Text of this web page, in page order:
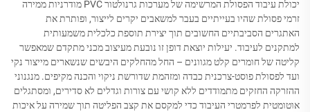
יכולת עיבוד הפסולת המרשימה של מערכות גרנולטור PVC מודרניות ממירה
זרמי פסולת שהיו בעייתיים בעבר למשאבים יקרים לייצור, ופותרת את
האתגרים הסביבתיים החשובים תוך יצירת תוספת כלכלית משמעותית
למתקנים לעיבוד. יעילות יוצאת דופן זו נובעת מעיצוב מכני מתקדם שמאפשר
קליטה של חומרים קלט מגוונים – החל מהחלקים היבשים שנשארים מייצור נקי
ועד לפסולת פוסט-צרכנית כבדה ומזהמת שדורשת ניקוי והכנה מקיפים. מנגנוני
ההזרקה החזקים מתמודדים ללא קושי עם צורות וגדלים לא סדירים, ומסתגלים
אוטומטית לפרמטרי העיבוד כדי למקסם את קצב הפליטה תוך שמירה על איכות